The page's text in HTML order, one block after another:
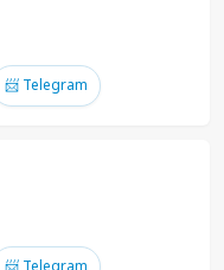
📨 Telegram